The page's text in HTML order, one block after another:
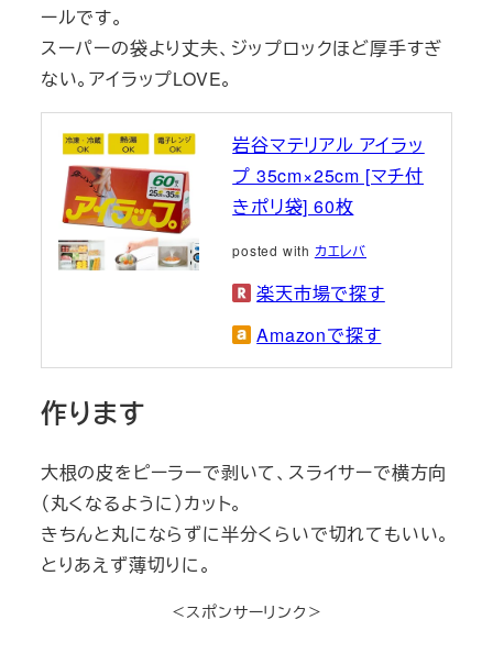
ールです。
スーパーの袋より丈夫、ジップロックほど厚手すぎ
ない。アイラップLOVE。
岩谷マテリアル アイラッ
プ 35cm×25cm [マチ付
きポリ袋] 60枚
posted with カエレバ
楽天市場で探す
Amazonで探す
作ります
大根の皮をピーラーで剥いて、スライサーで横方向
（丸くなるように）カット。
きちんと丸にならずに半分くらいで切れてもいい。
とりあえず薄切りに。
＜スポンサーリンク＞